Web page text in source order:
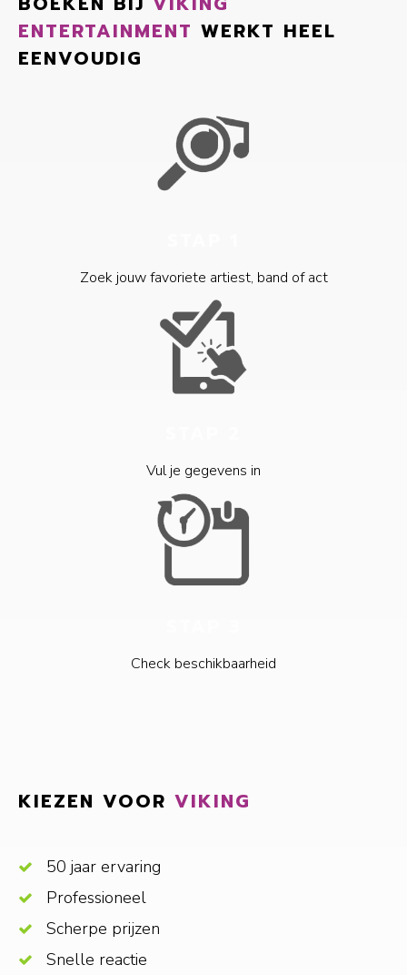
ENTERTAINMENT WERKT HEEL
EENVOUDIG
Zoek jouw favoriete artiest, band of act
Vul je gegevens in
Check beschikbaarheid
KIEZEN VOOR VIKING
50 jaar ervaring
Professioneel
Scherpe prijzen
Snelle reactie